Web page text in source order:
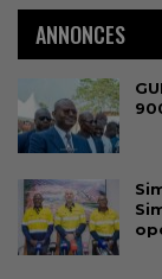
ANNONCES